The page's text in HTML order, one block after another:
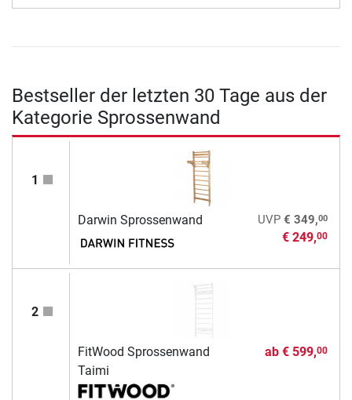
Bestseller der letzten 30 Tage aus der
Kategorie Sprossenwand
1
Darwin Sprossenwand UVP € 349,00
€ 249,00
2
FitWood Sprossenwand
Taimi
ab € 599,00